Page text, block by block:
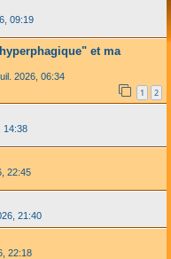
09:19
et ma
2026, 06:34
1 2
14:38
22:45
21:40
22:18